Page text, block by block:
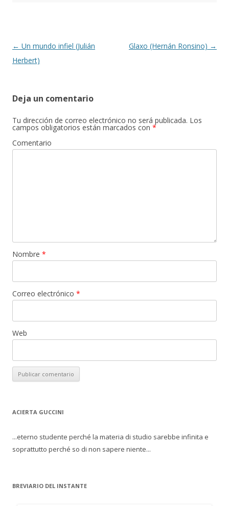
Navegación de entradas
← Un mundo infiel (Julián
Herbert)
Glaxo (Hernán Ronsino) →
Deja un comentario
Tu dirección de correo electrónico no será publicada. Los
campos obligatorios están marcados con *
Comentario
Nombre *
Correo electrónico *
Web
ACIERTA GUCCINI
...eterno studente perché la materia di studio sarebbe infinita e
soprattutto perché so di non sapere niente...
BREVIARIO DEL INSTANTE